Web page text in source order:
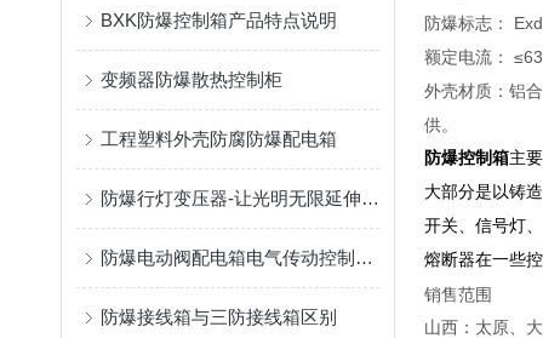
BXK防爆控制箱产品特点说明
变频器防爆散热控制柜
工程塑料外壳防腐防爆配电箱
防爆行灯变压器-让光明无限延伸的安全保障
防爆电动阀配电箱电气传动控制线安装提示
防爆接线箱与三防接线箱区别
防爆标志：
额定电流：
外壳材质：铝
供。
防爆控制箱主
大部分是以铸
开关、信号灯
熔断器在一些
销售范围
山西：太原、